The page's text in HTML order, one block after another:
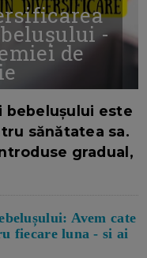
-
de
bebelușului este
sănătatea sa.
gradual,
Avem cate
fiecare luna - si ai